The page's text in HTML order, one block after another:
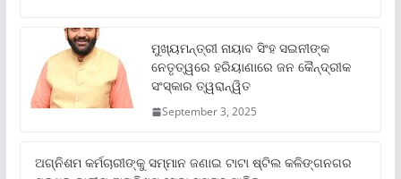
ମୁଖ୍ୟମନ୍ତ୍ରୀ ନାୟାବ ସିଂହ ସଇନୀଙ୍କ
ନେତୃତ୍ୱରେ ହରିୟାଣାରେ ଜନ କୈନ୍ଦ୍ରୀକ
ସଂସ୍କାର ତ୍ୱରାନ୍ୱିତ
September 3, 2025
ଅଗ୍ନିଶମ କର୍ମଚାରୀଙ୍କୁ ସମ୍ମାନ ଜଣାଇ ଟାଟା ଷ୍ଟିଲ କଳିଙ୍ଗନଗର